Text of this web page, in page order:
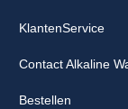
KlantenService
Contact Alkaline
Bestellen